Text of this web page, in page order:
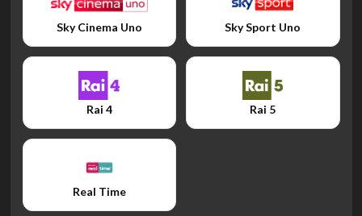
Sky Cinema Uno Sky Sport Uno
Rai 4 Rai 5
Real Time